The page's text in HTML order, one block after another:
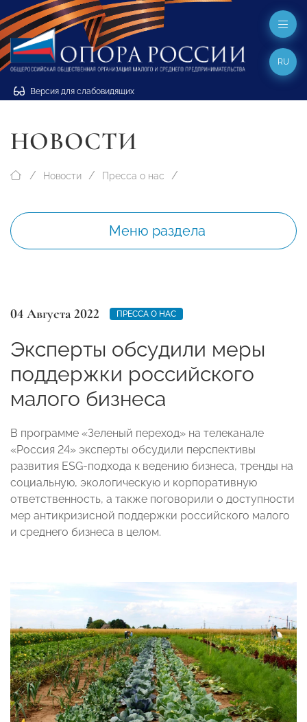
Версия для слабовидящих
RU
НОВОСТИ
Новости Пресса о нас
Меню раздела
04 Августа 2022 ПРЕССА О НАС
Эксперты обсудили меры
поддержки российского
малого бизнеса
В программе «Зеленый переход» на телеканале
«Россия 24» эксперты обсудили перспективы
развития ESG-подхода к ведению бизнеса, тренды на
социальную, экологическую и корпоративную
ответственность, а также поговорили о доступности
мер антикризисной поддержки российского малого
и среднего бизнеса в целом.